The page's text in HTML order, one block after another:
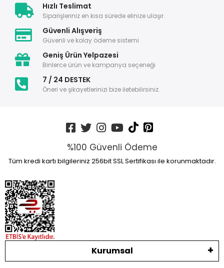
Hızlı Teslimat
Siparişleriniz en kısa sürede elinize ulaşır.
Güvenli Alışveriş
Güvenli ve kolay ödeme sistemi
Geniş Ürün Yelpazesi
Binlerce ürün ve kampanya seçeneği
7 / 24 DESTEK
Öneri ve şikayetlerinizi bize iletebilirsiniz.
%100 Güvenli Ödeme
Tüm kredi kartı bilgileriniz 256bit SSL Sertifikası ile korunmaktadır.
Kurumsal